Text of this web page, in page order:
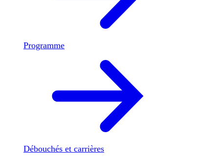
Programme
Débouchés et carrières